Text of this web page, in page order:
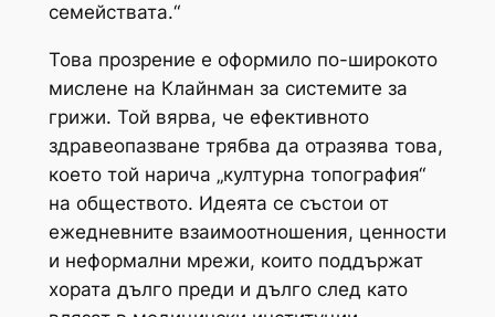
семействата.“
Това прозрение е оформило по-широкото
мислене на Клайнман за системите за
грижи. Той вярва, че ефективното
здравеопазване трябва да отразява това,
което той нарича „културна топография“
на обществото. Идеята се състои от
ежедневните взаимоотношения, ценности
и неформални мрежи, които поддържат
хората дълго преди и дълго след като